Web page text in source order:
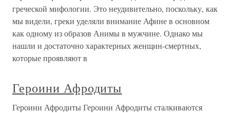
греческой мифологии. Это неудивительно, поскольку, как
мы видели, греки уделяли внимание Афине в основном
как одному из образов Анимы в мужчине. Однако мы
нашли и достаточно характерных женщин-смертных,
которые проявляют в
Героини Афродиты
Героини Афродиты Героини Афродиты сталкиваются